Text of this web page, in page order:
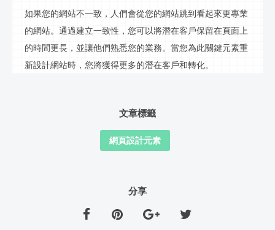
如果您的網站不一致，人們會從您的網站跳到看起來更專業
的網站。通過建立一致性，您可以將潛在客戶保留在頁面上
的時間更長，並讓他們熟悉您的業務。當您為此關鍵元素重
新設計網站時，您將獲得更多的潛在客戶和轉化。
文章標籤
網頁設計元素
分享